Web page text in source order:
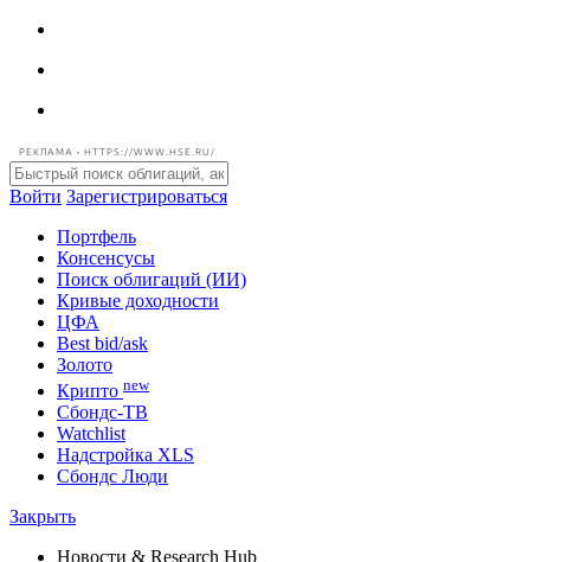
РЕКЛАМА • HTTPS://WWW.HSE.RU/
Войти Зарегистрироваться
Портфель
Консенсусы
Поиск облигаций (ИИ)
Кривые доходности
ЦФА
Best bid/ask
Золото
Криптоnew
Сбондс-ТВ
Надстройка XLS
Сбондс Люди